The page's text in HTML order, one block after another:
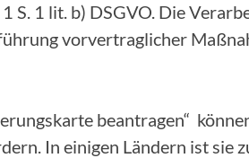
S. 1 lit. b) DSGVO. Die
vorvertraglicher
beantragen“
In einigen Ländern ist sie